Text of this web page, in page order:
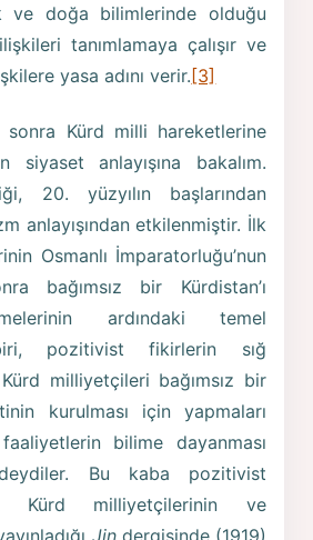
ve doğa bilimlerinde olduğu
tanımlamaya çalışır ve
yasa adını verir.[3]
sonra Kürd milli hareketlerine
siyaset anlayışına bakalım.
20. yüzyılın başlarından
anlayışından etkilenmiştir. İlk
Osmanlı İmparatorluğu’nun
bağımsız bir Kürdistan’ı
ardındaki temel
pozitivist fikirlerin sığ
Kürd milliyetçileri bağımsız bir
kurulması için yapmaları
bilime dayanması
Bu kaba pozitivist
Kürd milliyetçilerinin ve
Jindergisinde (1919)